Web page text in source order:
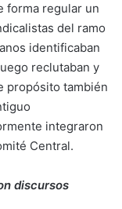
forma regular un
del ramo
identificaban
reclutaban y
propósito también
integraron
Central.
discursos